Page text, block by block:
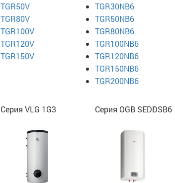
TGR50V
TGR80V
TGR100V
TGR120V
TGR150V
TGR30NB6
TGR50NB6
TGR80NB6
TGR100NB6
TGR120NB6
TGR150NB6
TGR200NB6
Серия VLG 1G3 Серия OGB SEDDSB6